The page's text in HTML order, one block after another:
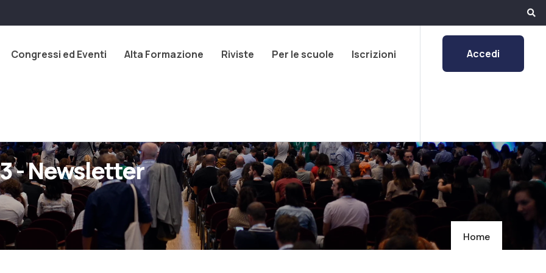
Congressi ed Eventi Alta Formazione Riviste Per le scuole Iscrizioni Accedi
- Newsletter
Home